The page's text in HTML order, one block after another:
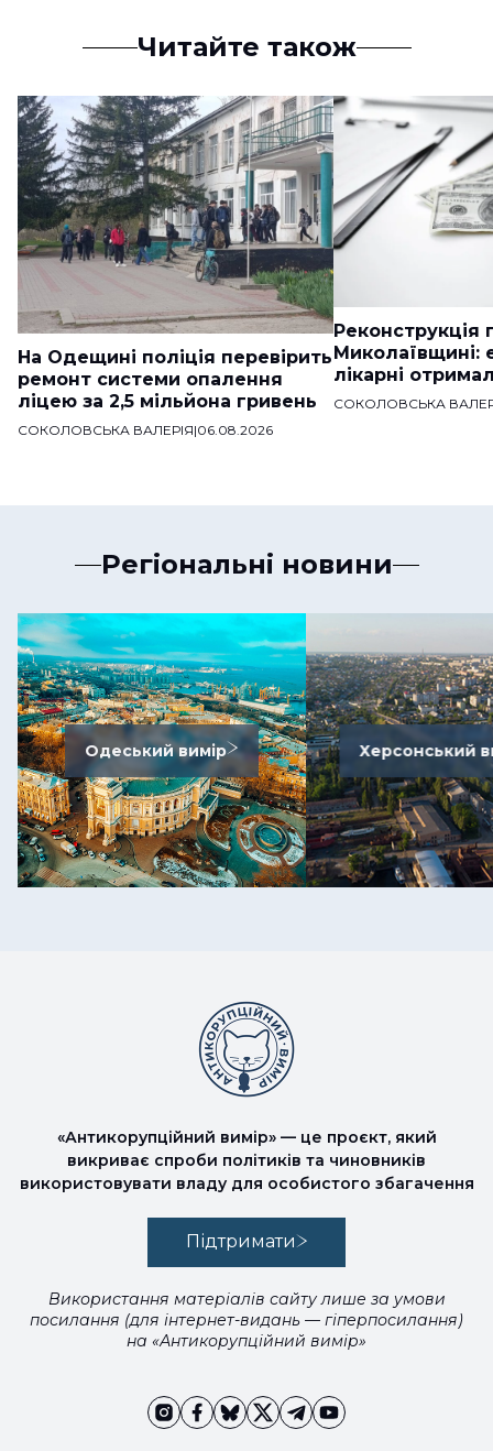
Читайте також
На Одещині поліція перевірить
ремонт системи опалення
ліцею за 2,5 мільйона гривень
СОКОЛОВСЬКА ВАЛЕРІЯ|06.08.2026
Реконструкція
Миколаївщині:
лікарні
СОКОЛОВСЬКА
Регіональні новини
Одеський вимір Херсонський
«Антикорупційний вимір» — це проєкт, який
викриває спроби політиків та чиновників
використовувати владу для особистого збагачення
Підтримати
Використання матеріалів сайту лише за умови
посилання (для інтернет-видань — гіперпосилання)
на «Антикорупційний вимір»